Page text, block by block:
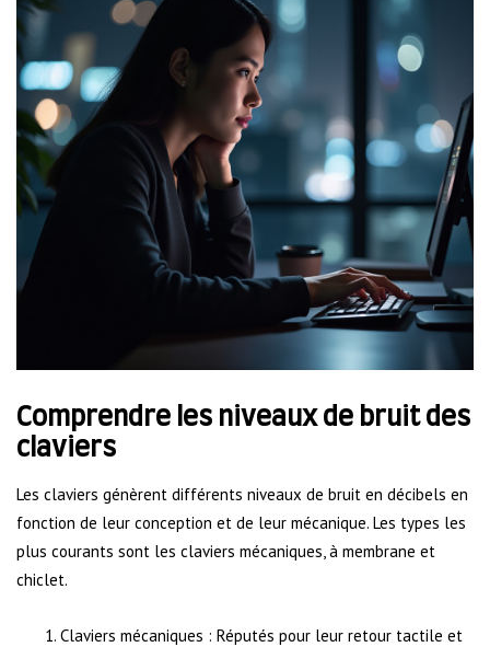
Comprendre les niveaux de bruit des
claviers
Les claviers génèrent différents niveaux de bruit en décibels en
fonction de leur conception et de leur mécanique. Les types les
plus courants sont les claviers mécaniques, à membrane et
chiclet.
Claviers mécaniques : Réputés pour leur retour tactile et